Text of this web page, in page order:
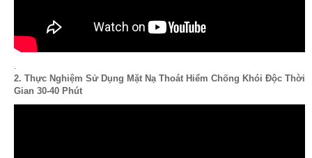
2. Thực Nghiệm Sử Dụng Mặt Nạ Thoát Hiểm Chống Khói Độc Thời
Gian 30-40 Phút